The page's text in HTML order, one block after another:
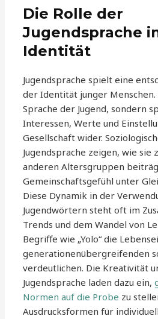
Die Rolle der
Jugendsprache
Identität
Jugendsprache spielt eine
der Identität junger Menschen.
Sprache der Jugend, sondern
Interessen, Werte und
Gesellschaft wider.
Jugendsprache zeigen, wie sie
anderen Altersgruppen
Gemeinschaftsgefühl unter
Diese Dynamik in der
Jugendwörtern steht oft im
Trends und dem Wandel von
Begriffe wie „Yolo“ die
generationenübergreifenden
verdeutlichen. Die Kreativität
Jugendsprache laden dazu ein,
Normen auf die Probe zu
Ausdrucksformen für